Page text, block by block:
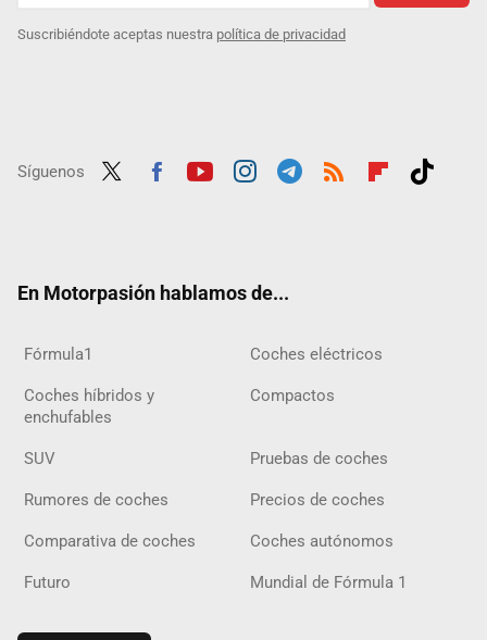
Suscribiéndote aceptas nuestra política de privacidad
Síguenos
En Motorpasión hablamos de...
Fórmula1 Coches eléctricos
Coches híbridos y
enchufables
Compactos
SUV Pruebas de coches
Rumores de coches Precios de coches
Comparativa de coches Coches autónomos
Futuro Mundial de Fórmula 1